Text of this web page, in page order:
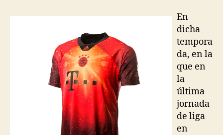
En
dicha
tempora
da, en la
que en
la
última
jornada
de liga
en